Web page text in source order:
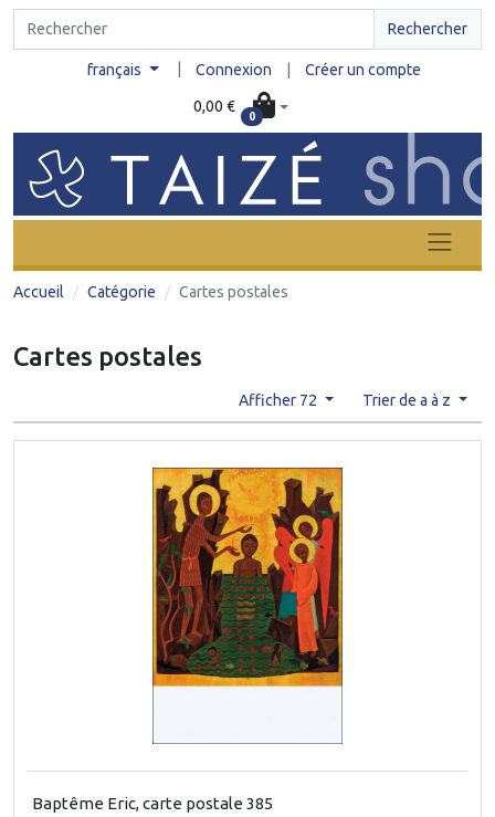
Rechercher
français Connexion Créer un compte
0,00 €
0
Accueil Catégorie Cartes postales
Cartes postales
Afficher 72 Trier de a à z
Baptême Eric, carte postale 385